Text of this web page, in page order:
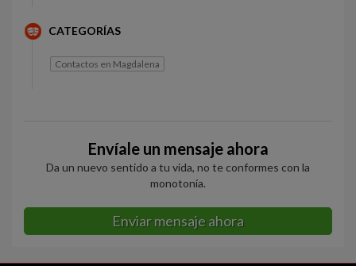
CATEGORÍAS
Contactos en Magdalena
Envíale un mensaje ahora
Da un nuevo sentido a tu vida, no te conformes con la
monotonía.
Enviar mensaje ahora